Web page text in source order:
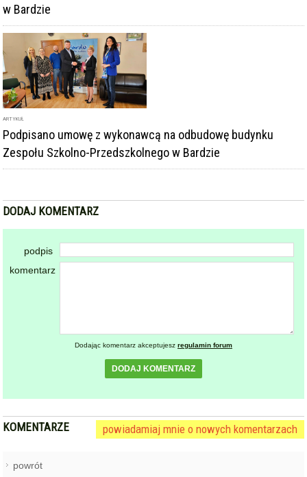
w Bardzie
ARTYKUŁ
Podpisano umowę z wykonawcą na odbudowę budynku
Zespołu Szkolno-Przedszkolnego w Bardzie
DODAJ KOMENTARZ
podpis
komentarz
Dodając komentarz akceptujesz regulamin forum
DODAJ KOMENTARZ
KOMENTARZE powiadamiaj mnie o nowych komentarzach
powrót